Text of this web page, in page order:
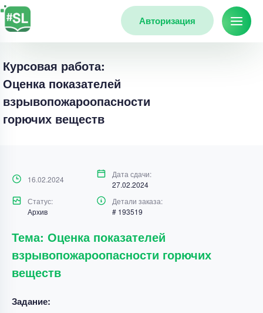
Авторизация
Курсовая работа:
Оценка показателей
взрывопожароопасности
горючих веществ
16.02.2024
Дата сдачи:
27.02.2024
Статус:
Архив
Детали заказа:
# 193519
Тема: Оценка показателей
взрывопожароопасности горючих
веществ
Задание: